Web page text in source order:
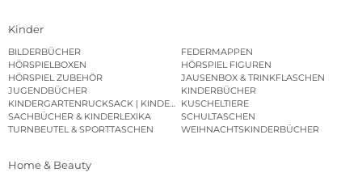
Kinder
BILDERBÜCHER
FEDERMAPPEN
HÖRSPIELBOXEN
HÖRSPIEL FIGUREN
HÖRSPIEL ZUBEHÖR
JAUSENBOX & TRINKFLASCHEN
JUGENDBÜCHER
KINDERBÜCHER
KINDERGARTENRUCKSACK | KINDERGARTENBEUTEL
KUSCHELTIERE
SACHBÜCHER & KINDERLEXIKA
SCHULTASCHEN
TURNBEUTEL & SPORTTASCHEN
WEIHNACHTSKINDERBÜCHER
Home & Beauty